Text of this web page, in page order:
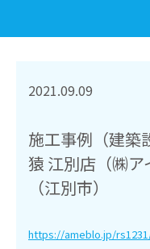
2021.09.09
施工事例（建築
猿 江別店（㈱ア
（江別市）
https://ameblo.jp/